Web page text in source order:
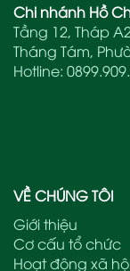
Chi nhánh Hồ
Tầng 12, Tháp
Tháng Tám,
Hotline:
VỀ CHÚNG TÔI
Giới thiệu
Cơ cấu tổ chức
Hoạt động xã